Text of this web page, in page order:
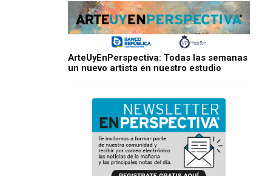
ArteUyEnPerspectiva: Todas las semanas
un nuevo artista en nuestro estudio